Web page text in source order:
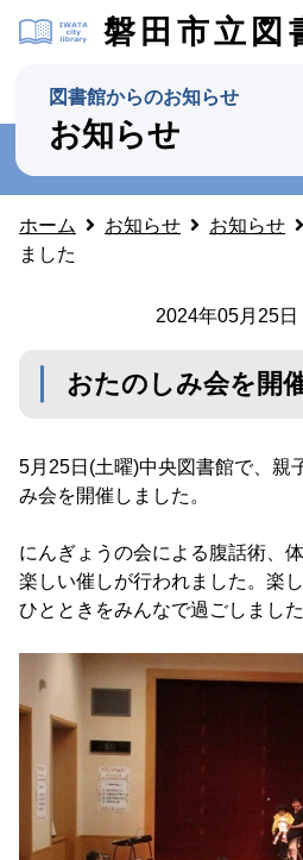
磐田市立図
図書館からのお知らせ
お知らせ
ホーム お知らせ お知らせ
ました
2024年05月25日
おたのしみ会を開
5月25日(土曜)中央図書館で、親
み会を開催しました。
にんぎょうの会による腹話術、
楽しい催しが行われました。楽
ひとときをみんなで過ごしました